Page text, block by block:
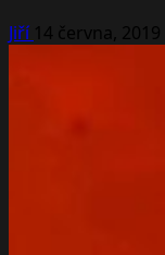
Jiří 14 června, 2019